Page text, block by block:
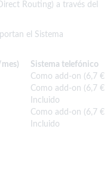
Routing) a través del
el Sistema
Sistema telefónico
Como add-on (6,7
Como add-on (6,7
Incluido
Como add-on (6,7
Incluido